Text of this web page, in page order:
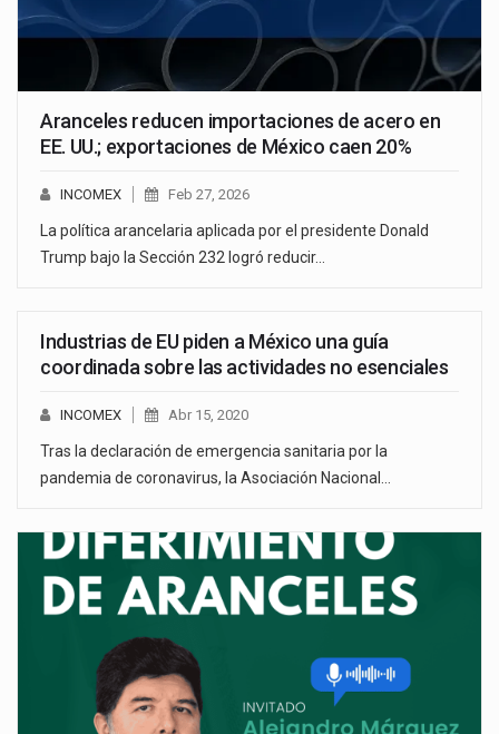
Aranceles reducen importaciones de acero en
EE. UU.; exportaciones de México caen 20%
INCOMEX Feb 27, 2026
La política arancelaria aplicada por el presidente Donald
Trump bajo la Sección 232 logró reducir…
Industrias de EU piden a México una guía
coordinada sobre las actividades no esenciales
INCOMEX Abr 15, 2020
Tras la declaración de emergencia sanitaria por la
pandemia de coronavirus, la Asociación Nacional…